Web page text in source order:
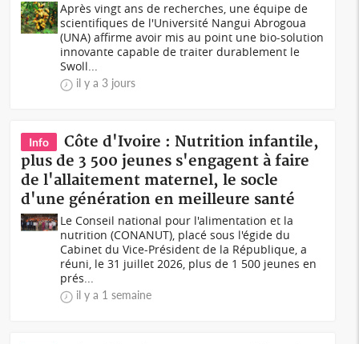
Après vingt ans de recherches, une équipe de
scientifiques de l'Université Nangui Abrogoua
(UNA) affirme avoir mis au point une bio-solution
innovante capable de traiter durablement le
Swoll...
il y a 3 jours
Info
Côte d'Ivoire : Nutrition infantile,
plus de 3 500 jeunes s'engagent à faire
de l'allaitement maternel, le socle
d'une génération en meilleure santé
Le Conseil national pour l'alimentation et la
nutrition (CONANUT), placé sous l'égide du
Cabinet du Vice-Président de la République, a
réuni, le 31 juillet 2026, plus de 1 500 jeunes en
prés...
il y a 1 semaine